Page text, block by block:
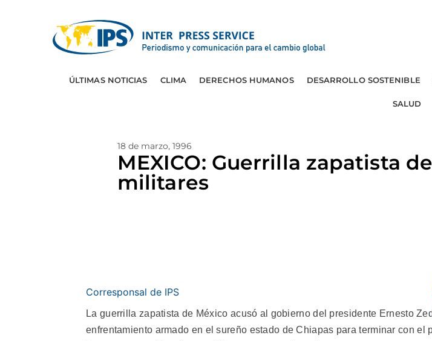
ÚLTIMAS NOTICIAS CLIMA DERECHOS HUMANOS DESARROLLO SOSTENIBLE
SALUD
18 de marzo, 1996
MEXICO: Guerrilla zapatista
militares
Corresponsal de IPS
La guerrilla zapatista de México acusó al gobierno del presidente Ernesto
enfrentamiento armado en el sureño estado de Chiapas para terminar con el